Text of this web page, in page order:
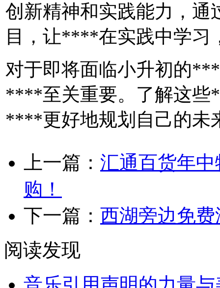
创新精神和实践能力，
目，让****在实践中学习
对于即将面临小升初的
****至关重要。了解这些
****更好地规划自己的未
上一篇： 汇通百货年
购！
下一篇： 西湖旁边免
阅读发现